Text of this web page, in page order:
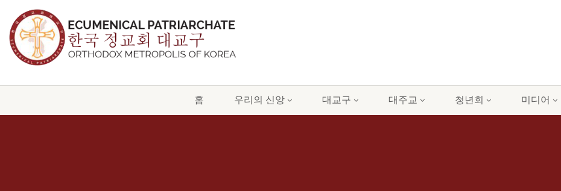
홈 우리의 신앙 대교구 대주교 청년회 미디어